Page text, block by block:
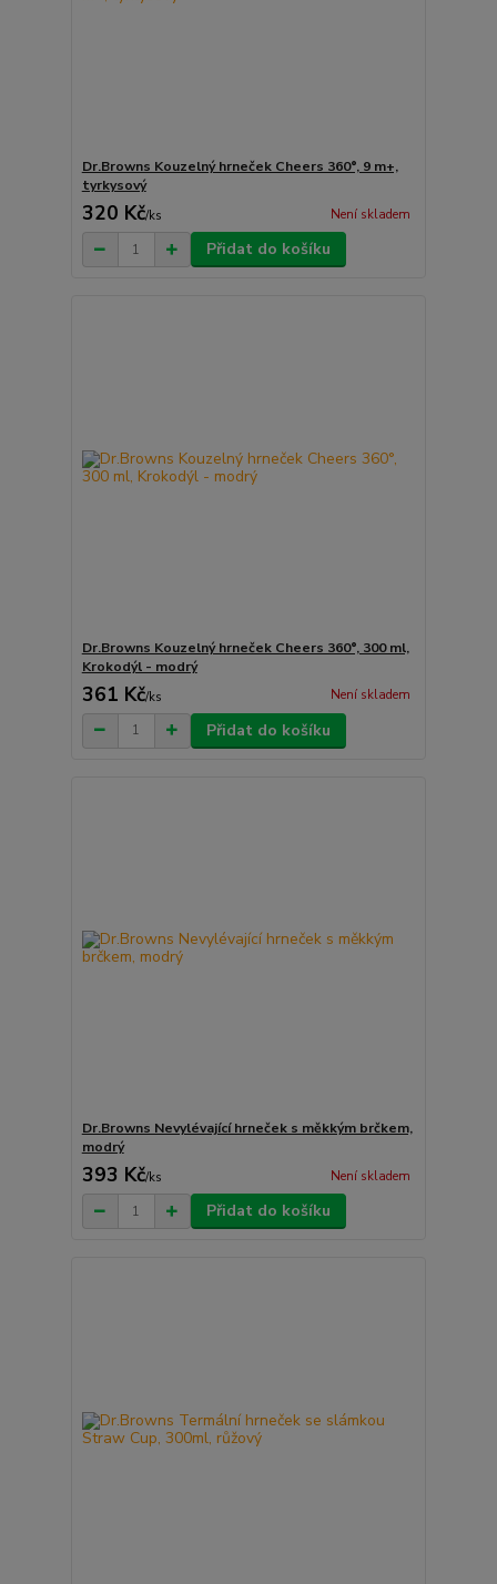
Dr.Browns Kouzelný hrneček Cheers 360°, 9 m+,
tyrkysový
320 Kč/ks Není skladem
Přidat do košíku
Dr.Browns Kouzelný hrneček Cheers 360°, 300 ml,
Krokodýl - modrý
361 Kč/ks Není skladem
Přidat do košíku
Dr.Browns Nevylévající hrneček s měkkým brčkem,
modrý
393 Kč/ks Není skladem
Přidat do košíku